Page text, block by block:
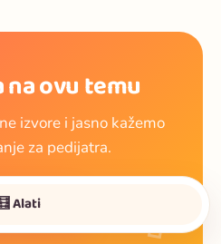
🍼
na ovu temu
izvore i jasno kažemo
za pedijatra.
vodiče
Alati